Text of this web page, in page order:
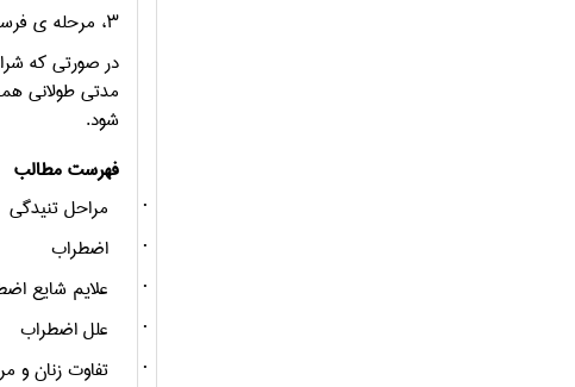
۳، مرحله ی فرسودگی:
در صورتی که
مدتی طولانی
شود.
فهرست مطالب
·
مراحل تنیدگی
·
اضطراب
·
علایم شایع
·
علل اضطراب
·
تفاوت زنان و